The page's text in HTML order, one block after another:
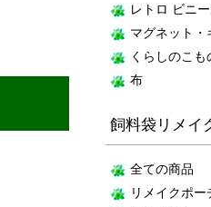
レトロ ビニ
マグネット・
くらしのこも
布
飼料袋リメイ
全ての商品
リメイクポー